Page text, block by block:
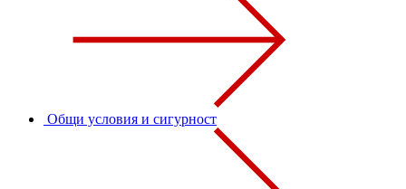
Общи условия и сигурност